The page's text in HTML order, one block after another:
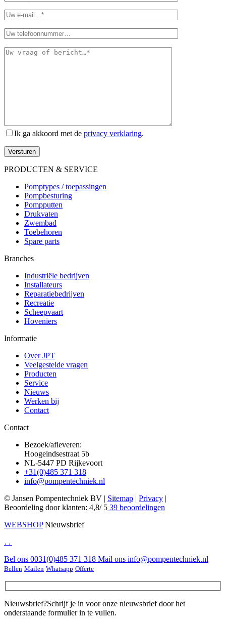
Ik ga akkoord met de privacy verklaring.
Versturen
PRODUCTEN & SERVICE
Pomptypes / toepassingen
Pompbesturing
Pompputten
Drukvaten
Zwembad
Toebehoren
Spare parts
Branches
Industriële bedrijven
Installateurs
Reparatiebedrijven
Recreatie
Scheepvaart
Hoveniers
Informatie
Over JPT
Veelgestelde vragen
Producten
Service
Nieuws
Werken bij
Contact
Contact
Bezoek/afleveren:
Hoogeindsestraat 5b
NL-5447 PD Rijkevoort
+31(0)485 371 318
info@pompentechniek.nl
© Jansen Pompentechniek BV | Sitemap | Privacy |
Beoordeling door klanten: 4,8/5 39 beoordelingen
WEBSHOP Nieuwsbrief
. .
Bel ons 0031(0)485 371 318 Mail ons info@pompentechniek.nl
Bellen Mailen Whatsapp Offerte
Nieuwsbrief?Schrijf je in voor onze nieuwsbrief door het
onderstaande formulier in te vullen.